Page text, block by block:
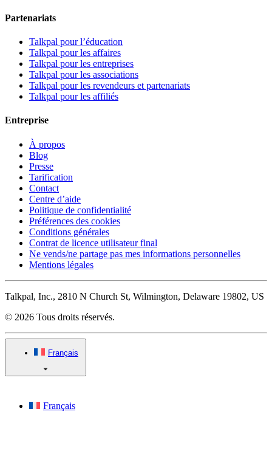
Partenariats
Talkpal pour l’éducation
Talkpal pour les affaires
Talkpal pour les entreprises
Talkpal pour les associations
Talkpal pour les revendeurs et partenariats
Talkpal pour les affiliés
Entreprise
À propos
Blog
Presse
Tarification
Contact
Centre d’aide
Politique de confidentialité
Préférences des cookies
Conditions générales
Contrat de licence utilisateur final
Ne vends/ne partage pas mes informations personnelles
Mentions légales
Talkpal, Inc., 2810 N Church St, Wilmington, Delaware 19802, US
© 2026 Tous droits réservés.
Français
Français